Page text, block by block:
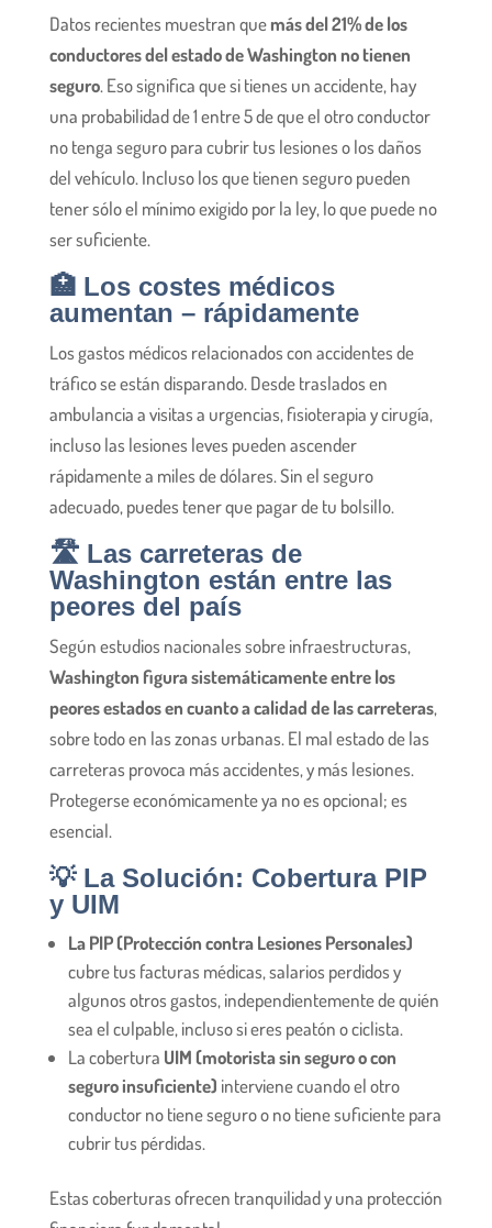
Datos recientes muestran quemás del 21% de los
conductores del estado de Washington no tienen
seguro. Eso significa que si tienes un accidente, hay
una probabilidad de 1 entre 5 de que el otro conductor
no tenga seguro para cubrir tus lesiones o los daños
del vehículo. Incluso los que tienen seguro pueden
tener sólo el mínimo exigido por la ley, lo que puede no
ser suficiente.
🏥 Los costes médicos
aumentan – rápidamente
Los gastos médicos relacionados con accidentes de
tráfico se están disparando. Desde traslados en
ambulancia a visitas a urgencias, fisioterapia y cirugía,
incluso las lesiones leves pueden ascender
rápidamente a miles de dólares. Sin el seguro
adecuado, puedes tener que pagar de tu bolsillo.
🛣️ Las carreteras de
Washington están entre las
peores del país
Según estudios nacionales sobre infraestructuras,
Washington figura sistemáticamente entre los
peores estados en cuanto a calidad de las carreteras,
sobre todo en las zonas urbanas. El mal estado de las
carreteras provoca más accidentes, y más lesiones.
Protegerse económicamente ya no es opcional; es
esencial.
💡 La Solución: Cobertura PIP
y UIM
La PIP (Protección contra Lesiones Personales)
cubre tus facturas médicas, salarios perdidos y
algunos otros gastos, independientemente de quién
sea el culpable, incluso si eres peatón o ciclista.
La cobertura UIM (motorista sin seguro o con
seguro insuficiente) interviene cuando el otro
conductor no tiene seguro o no tiene suficiente para
cubrir tus pérdidas.
Estas coberturas ofrecen tranquilidad y una protección